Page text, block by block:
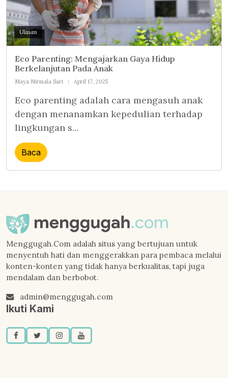
Ulasan
Eco Parenting: Mengajarkan Gaya Hidup
Berkelanjutan Pada Anak
Maya Nirmala Sari April 17, 2025
Eco parenting adalah cara mengasuh anak
dengan menanamkan kepedulian terhadap
lingkungan s...
Baca
Menggugah.Com adalah situs yang bertujuan untuk
menyentuh hati dan menggerakkan para pembaca melalui
konten-konten yang tidak hanya berkualitas, tapi juga
mendalam dan berbobot.
admin@menggugah.com
Ikuti Kami